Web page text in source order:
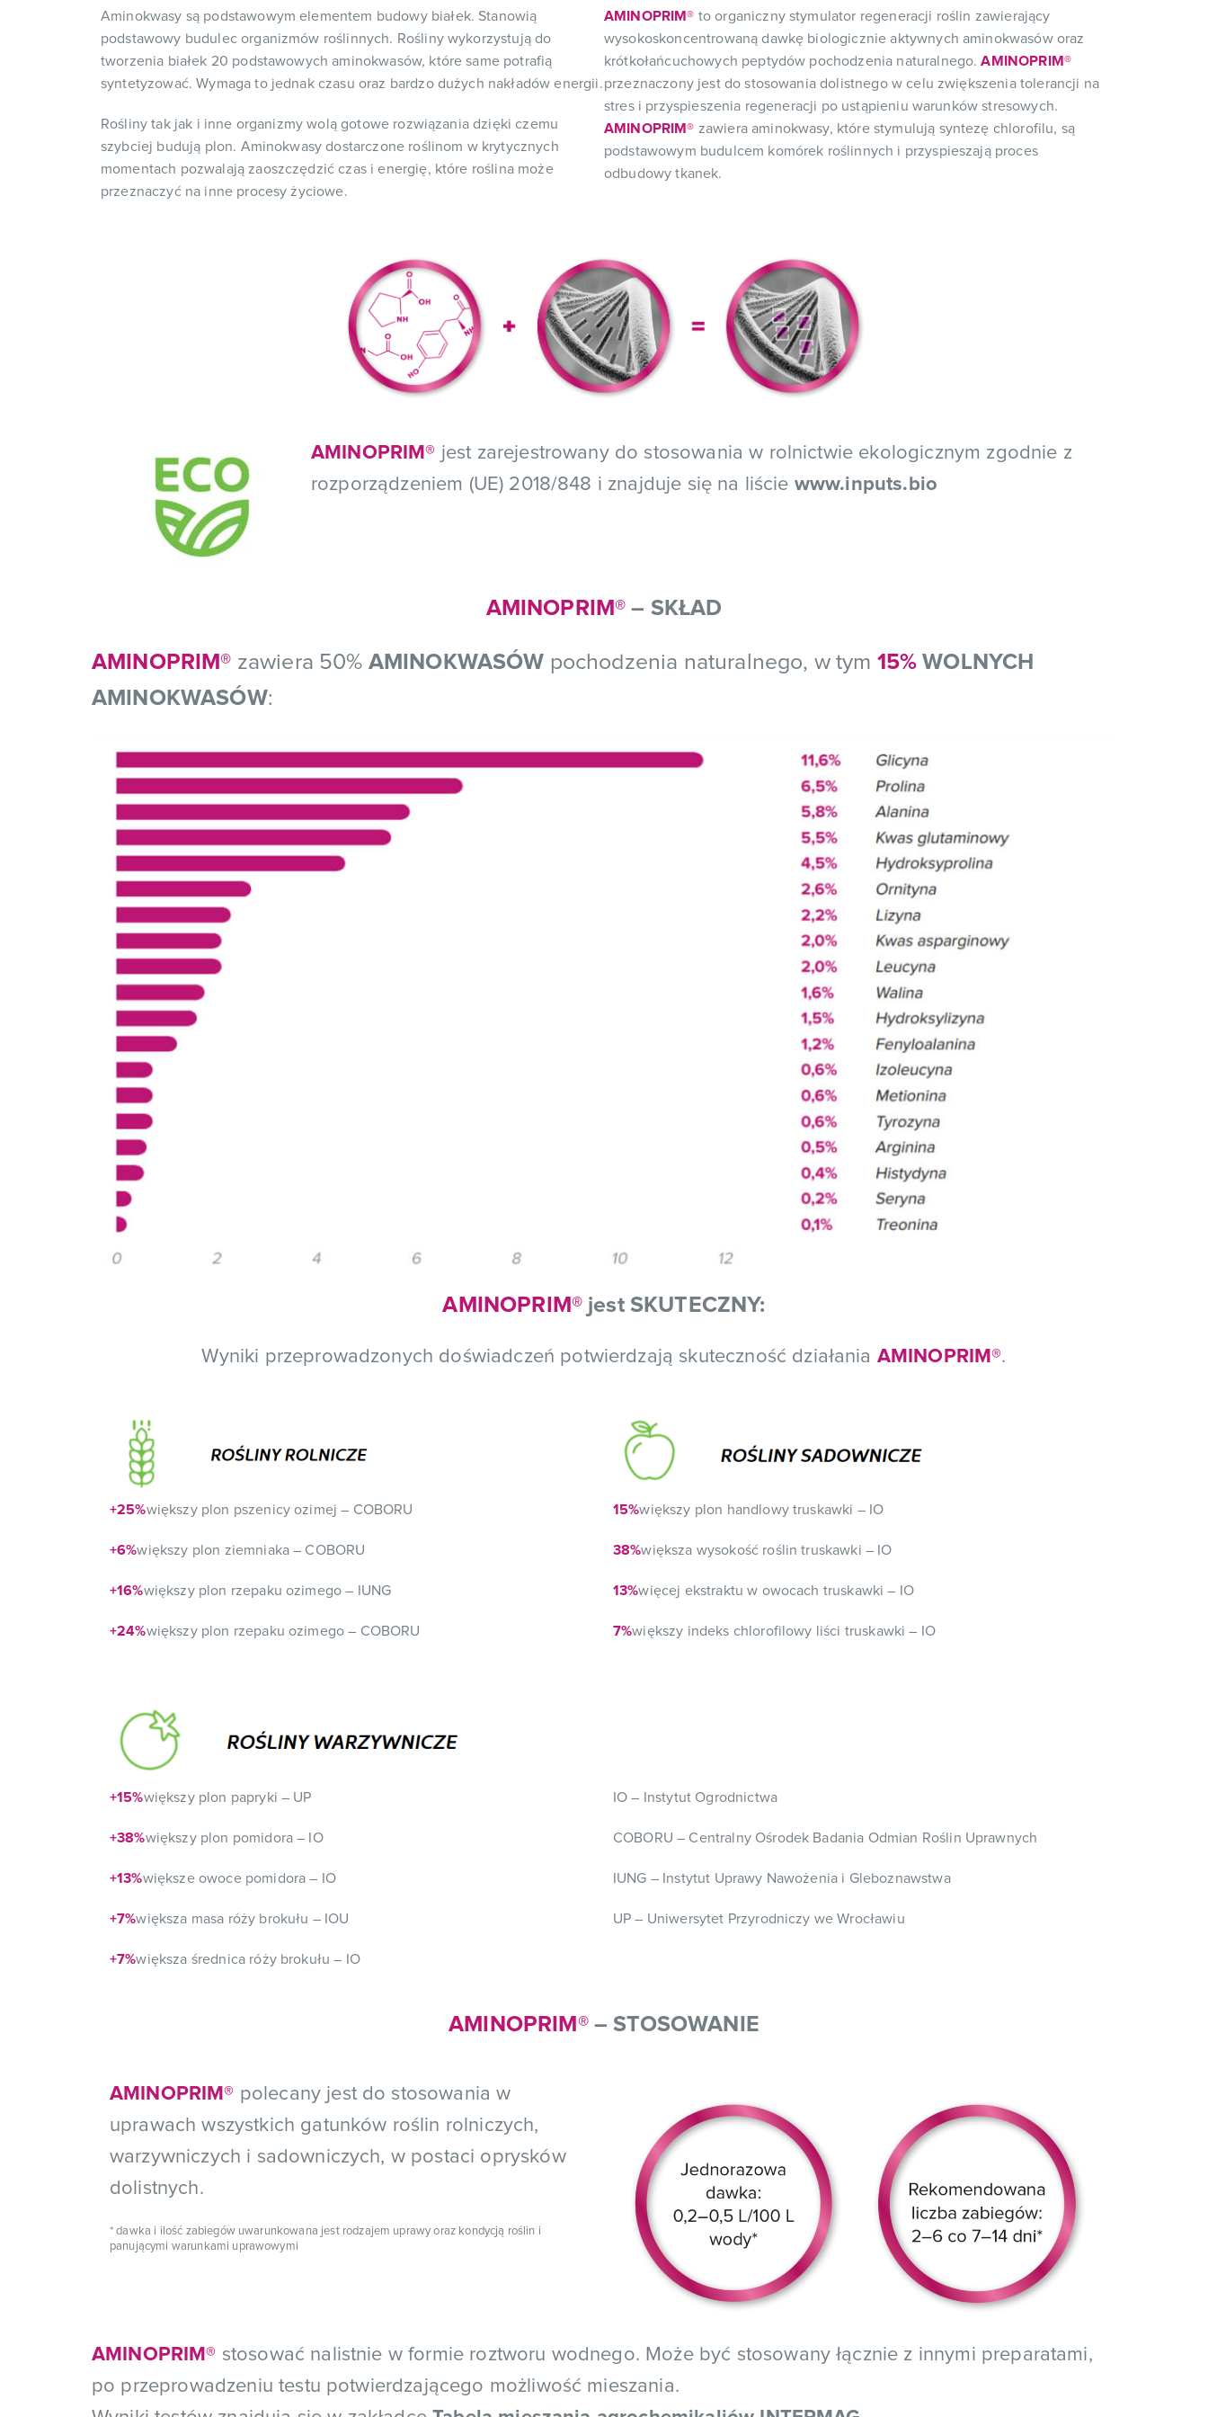
Aminokwasy są podstawowym elementem budowy białek. Stanowią
podstawowy budulec organizmów roślinnych. Rośliny wykorzystują do
tworzenia białek 20 podstawowych aminokwasów, które same potrafią
syntetyzować. Wymaga to jednak czasu oraz bardzo dużych nakładów energii.
Rośliny tak jak i inne organizmy wolą gotowe rozwiązania dzięki czemu
szybciej budują plon. Aminokwasy dostarczone roślinom w krytycznych
momentach pozwalają zaoszczędzić czas i energię, które roślina może
przeznaczyć na inne procesy życiowe.
AMINOPRIM® to organiczny stymulator regeneracji roślin zawierający
wysokoskoncentrowaną dawkę biologicznie aktywnych aminokwasów oraz
krótkołańcuchowych peptydów pochodzenia naturalnego.AMINOPRIM®
przeznaczony jest do stosowania dolistnego w celu zwiększenia tolerancji na
stres i przyspieszenia regeneracji po ustąpieniu warunków stresowych.
AMINOPRIM® zawiera aminokwasy, które stymulują syntezę chlorofilu, są
podstawowym budulcem komórek roślinnych i przyspieszają proces
odbudowy tkanek.
AMINOPRIM® jest zarejestrowany do stosowania w rolnictwie ekologicznym zgodnie z
rozporządzeniem (UE) 2018/848 i znajduje się na liście www.inputs.bio
AMINOPRIM® – SKŁAD
AMINOPRIM® zawiera 50% AMINOKWASÓW pochodzenia naturalnego, w tym 15% WOLNYCH
AMINOKWASÓW:
AMINOPRIM® jest SKUTECZNY:
Wyniki przeprowadzonych doświadczeń potwierdzają skuteczność działania AMINOPRIM®.
+25%większy plon pszenicy ozimej – COBORU
+6%większy plon ziemniaka – COBORU
+16%większy plon rzepaku ozimego – IUNG
+24%większy plon rzepaku ozimego – COBORU
15%większy plon handlowy truskawki – IO
38%większa wysokość roślin truskawki – IO
13%więcej ekstraktu w owocach truskawki – IO
7%większy indeks chlorofilowy liści truskawki – IO
+15%większy plon papryki – UP
+38%większy plon pomidora – IO
+13%większe owoce pomidora – IO
+7%większa masa róży brokułu – IOU
+7%większa średnica róży brokułu – IO
IO – Instytut Ogrodnictwa
COBORU – Centralny Ośrodek Badania Odmian Roślin Uprawnych
IUNG – Instytut Uprawy Nawożenia i Gleboznawstwa
UP – Uniwersytet Przyrodniczy we Wrocławiu
AMINOPRIM®– STOSOWANIE
AMINOPRIM® polecany jest do stosowania w
uprawach wszystkich gatunków roślin rolniczych,
warzywniczych i sadowniczych, w postaci oprysków
dolistnych.
* dawka i ilość zabiegów uwarunkowana jest rodzajem uprawy oraz kondycją roślin i
panującymi warunkami uprawowymi
AMINOPRIM® stosować nalistnie w formie roztworu wodnego. Może być stosowany łącznie z innymi preparatami,
po przeprowadzeniu testu potwierdzającego możliwość mieszania.